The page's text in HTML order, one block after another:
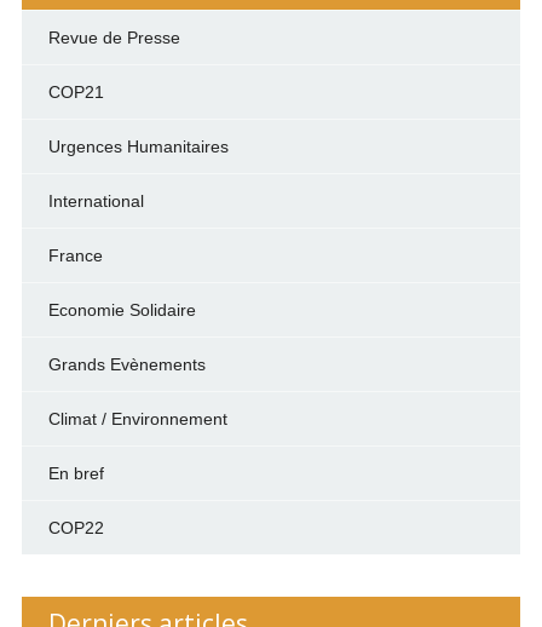
Revue de Presse
COP21
Urgences Humanitaires
International
France
Economie Solidaire
Grands Evènements
Climat / Environnement
En bref
COP22